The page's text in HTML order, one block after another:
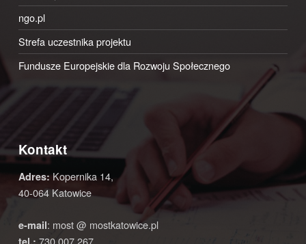
ngo.pl
Strefa uczestnika projektu
Fundusze Europejskie dla Rozwoju Społecznego
Kontakt
Adres:Kopernika 14,
40-064 Katowice
e-mail: most @ mostkatowice.pl
tel.: 730 007 267